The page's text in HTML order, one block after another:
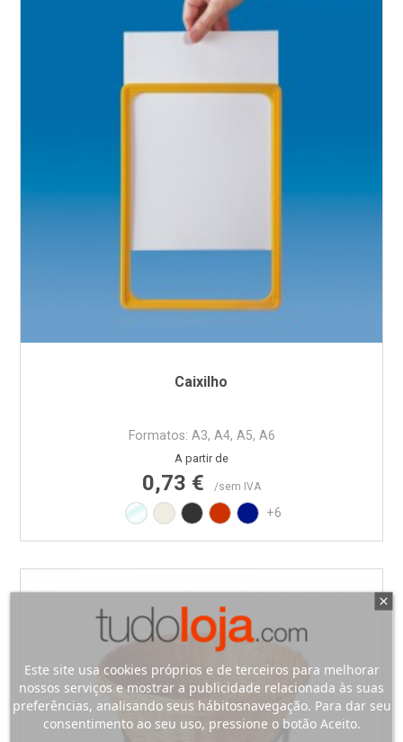
Caixilho
Formatos: A3, A4, A5, A6
Preço normal
Preço
A partir de
0,73 € /sem IVA
Transparente
Branco RAL9010
Preto RAL9017
Vermelho RAL3020
Azul PAN BLUE REFLEX
+6
Este site usa cookies próprios e de terceiros para melhorar
nossos serviços e mostrar a publicidade relacionada às suas
preferências, analisando seus hábitosnavegação. Para dar seu
consentimento ao seu uso, pressione o botão Aceito.